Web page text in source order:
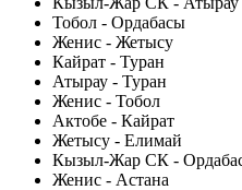
Тобол - Ордабасы
Женис - Жетысу
Кайрат - Туран
Атырау - Туран
Женис - Тобол
Актобе - Кайрат
Жетысу - Елимай
Кызыл-Жар СК -
Женис - Астана